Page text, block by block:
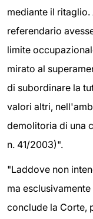
mediante il
referendario
limite
mirato al
di subordinare la
valori altri,
demolitoria di una
n. 41/2003)".
"Laddove non
ma
conclude la Corte,